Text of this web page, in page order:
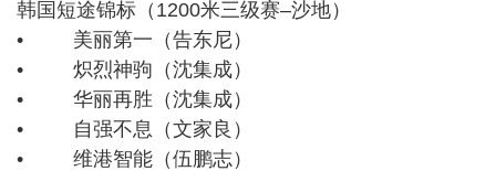
韩国短途锦标（1200米三级赛–沙地）
• 美丽第一（告东尼）
• 炽烈神驹（沈集成）
• 华丽再胜（沈集成）
• 自强不息（文家良）
• 维港智能（伍鹏志）